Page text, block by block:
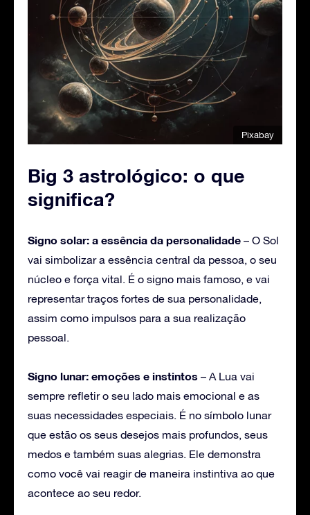
Pixabay
Big 3 astrológico: o que
significa?
Signo solar: a essência da personalidade – O Sol
vai simbolizar a essência central da pessoa, o seu
núcleo e força vital. É o signo mais famoso, e vai
representar traços fortes de sua personalidade,
assim como impulsos para a sua realização
pessoal.
Signo lunar: emoções e instintos – A Lua vai
sempre refletir o seu lado mais emocional e as
suas necessidades especiais. É no símbolo lunar
que estão os seus desejos mais profundos, seus
medos e também suas alegrias. Ele demonstra
como você vai reagir de maneira instintiva ao que
acontece ao seu redor.